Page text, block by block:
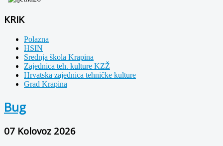
KRIK
Polazna
HSIN
Srednja škola Krapina
Zajednica teh. kulture KZŽ
Hrvatska zajednica tehničke kulture
Grad Krapina
Bug
07 Kolovoz 2026